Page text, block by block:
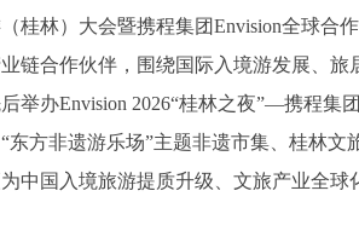
桂林）大会暨携程集团Envision全球合作
链合作伙伴，围绕国际入境游发展、旅
举办Envision 2026“桂林之夜”—携程集
方非遗游乐场”主题非遗市集、桂林文
中国入境旅游提质升级、文旅产业全球